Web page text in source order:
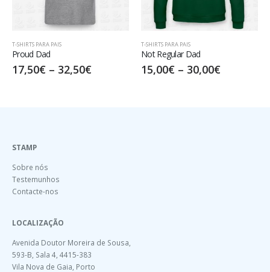
PAIS
–32,50 €
T-SHIRTS PARA PAIS
Not Regular Dad
–30,00 €
STAMP
Sobre nós
Testemunhos
Contacte-nos
LOCALIZAÇÃO
Avenida Doutor Moreira de Sousa,
593-B, Sala 4, 4415-383
Vila Nova de Gaia, Porto